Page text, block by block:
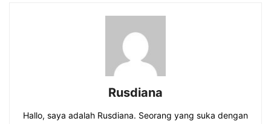
Rusdiana
Hallo, saya adalah Rusdiana. Seorang yang suka dengan